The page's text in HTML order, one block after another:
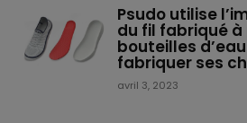
Psudo utilise
du fil fabriqué
bouteilles
fabriquer ses
avril 3, 2023